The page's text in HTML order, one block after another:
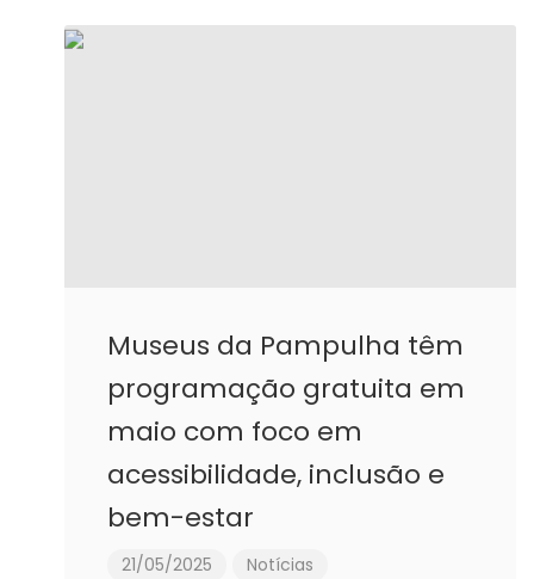
Museus da Pampulha têm
programação gratuita em
maio com foco em
acessibilidade, inclusão e
bem-estar
21/05/2025 Notícias